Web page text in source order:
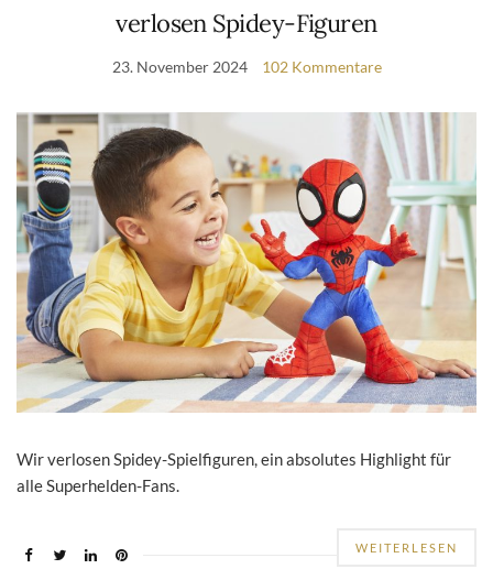
verlosen Spidey-Figuren
23. November 2024 102 Kommentare
Wir verlosen Spidey-Spielfiguren, ein absolutes Highlight für
alle Superhelden-Fans.
WEITERLESEN